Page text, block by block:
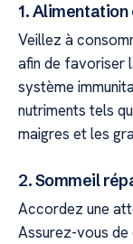
1.
Veillez à
afin de favoriser
système
nutriments tels
maigres et les
2. Sommeil
Accordez une
Assurez-vous